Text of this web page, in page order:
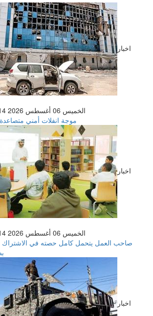
اخبار
الخميس 06 أغسطس 2026 05:14 صباحاً
موجة انفلات أمني
اخبار
الخميس 06 أغسطس 2026 02:14 صباحاً
صاحب العمل يتحمل كامل حصته في الاشتراك
اخبار